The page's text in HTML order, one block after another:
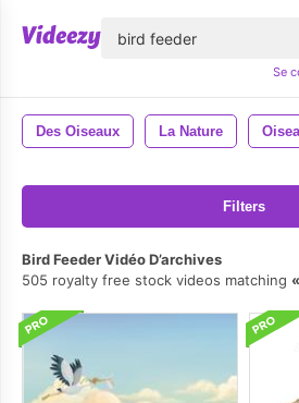
Se
Des Oiseaux La Nature
Filters
Bird Feeder Vidéo D’archives
505 royalty free stock videos matching